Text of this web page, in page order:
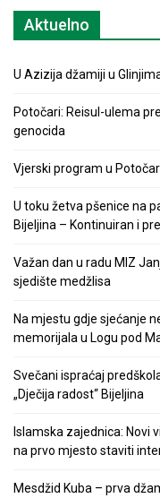
Aktuelno
U Azizija džamiji u
Potočari: Reisul-ulema
genocida
Vjerski program u
U toku žetva pšenice na
Bijeljina – Kontinuiran i
Važan dan u radu MIZ
sjedište medžlisa
Na mjestu gdje sjećanje
memorijala u Logu pod
Svečani ispraćaj
„Dječija radost“ Bijeljina
Islamska zajednica: Novi
na prvo mjesto staviti
Mesdžid Kuba – prva